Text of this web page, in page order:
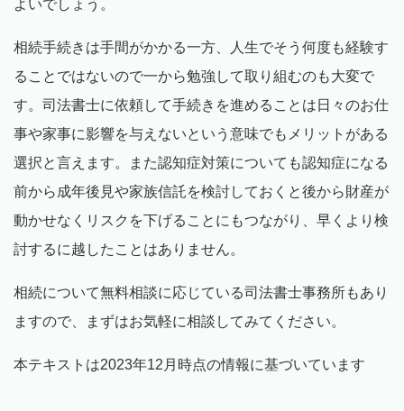
よいでしょう。
相続手続きは手間がかかる一方、人生でそう何度も経験す
ることではないので一から勉強して取り組むのも大変で
す。司法書士に依頼して手続きを進めることは日々のお仕
事や家事に影響を与えないという意味でもメリットがある
選択と言えます。また認知症対策についても認知症になる
前から成年後見や家族信託を検討しておくと後から財産が
動かせなくリスクを下げることにもつながり、早くより検
討するに越したことはありません。
相続について無料相談に応じている司法書士事務所もあり
ますので、まずはお気軽に相談してみてください。
本テキストは2023年12月時点の情報に基づいています